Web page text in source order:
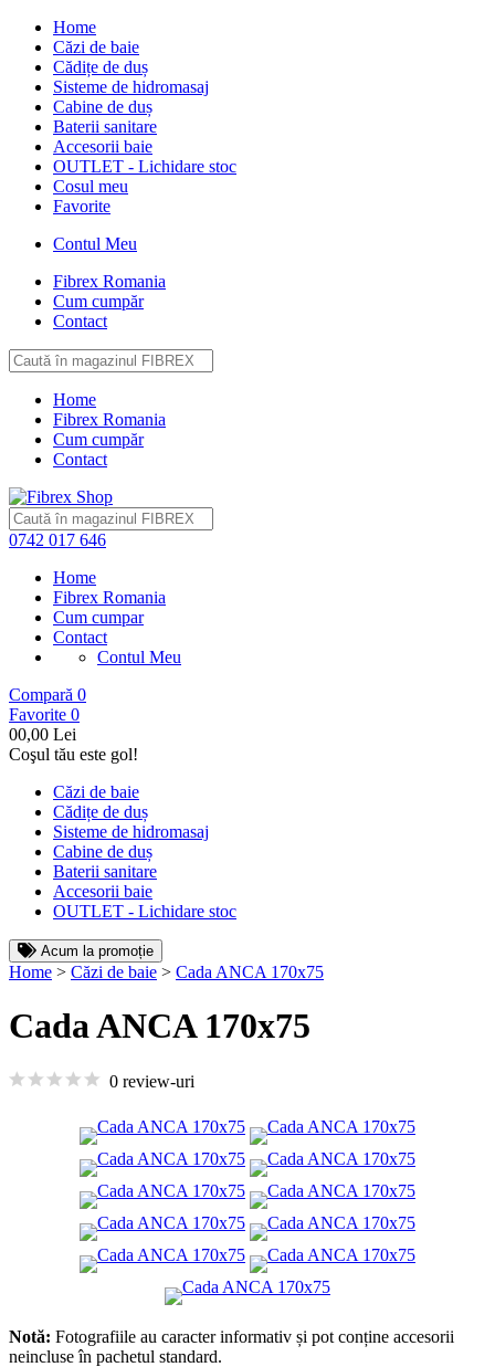
Home
Căzi de baie
Cădițe de duș
Sisteme de hidromasaj
Cabine de duș
Baterii sanitare
Accesorii baie
OUTLET - Lichidare stoc
Cosul meu
Favorite
Contul Meu
Fibrex Romania
Cum cumpăr
Contact
Home
Fibrex Romania
Cum cumpăr
Contact
0742 017 646
Home
Fibrex Romania
Cum cumpar
Contact
Contul Meu
Compară 0
Favorite 0
00,00 Lei
Coşul tău este gol!
Căzi de baie
Cădițe de duș
Sisteme de hidromasaj
Cabine de duș
Baterii sanitare
Accesorii baie
OUTLET - Lichidare stoc
Acum la promoție
Home > Căzi de baie > Cada ANCA 170x75
Cada ANCA 170x75
0 review-uri
Notă: Fotografiile au caracter informativ și pot conține accesorii
neincluse în pachetul standard.